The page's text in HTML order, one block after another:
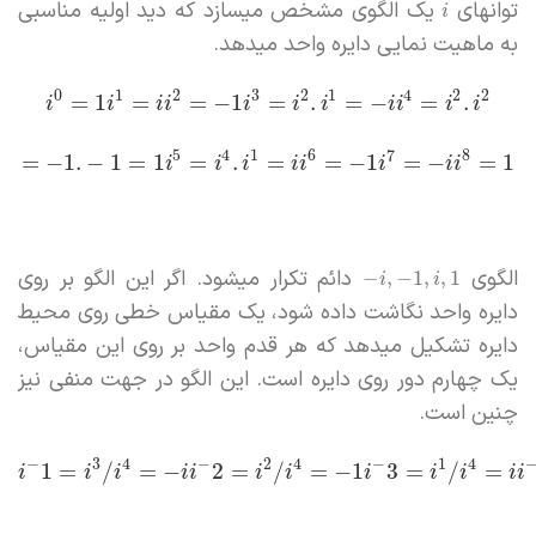
توانهای iیک الگوی مشخص میسازد که دید اولیه مناسبی
به ماهیت نمایی دایره واحد میدهد.
i0 = 1i1 = ii2 = −1i3 = i2. i1 = −ii4 = i2 . i2
= −1. − 1 = 1i5 = i4. i1 = ii6 = −1i7 = −ii8 = 1
الگوی −i, −1, i, 1
دائم تکرار میشود. اگر این الگو بر روی
دایره واحد نگاشت داده شود، یک مقیاس خطی روی محیط
دایره تشکیل میدهد که هر قدم واحد بر روی این مقیاس،
یک چهارم دور روی دایره است. این الگو در جهت منفی نیز
چنین است.
i−1 = i3 /i4 = −ii−2 = i2 /i4 = −1i−3 = i1 /i4 = ii